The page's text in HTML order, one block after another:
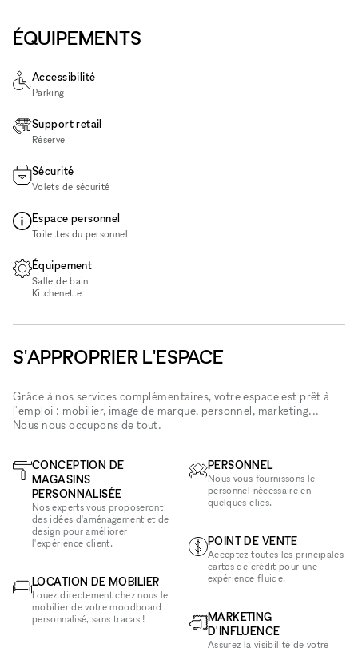
ÉQUIPEMENTS
Accessibilité
Parking
Support retail
Réserve
Sécurité
Volets de sécurité
Espace personnel
Toilettes du personnel
Équipement
Salle de bain
Kitchenette
S'APPROPRIER L'ESPACE
Grâce à nos services complémentaires, votre espace est prêt à
l'emploi : mobilier, image de marque, personnel, marketing...
Nous nous occupons de tout.
CONCEPTION DE
MAGASINS
PERSONNALISÉE
Nos experts vous proposeront
des idées d'aménagement et de
design pour améliorer
l'expérience client.
LOCATION DE MOBILIER
Louez directement chez nous le
mobilier de votre moodboard
personnalisé, sans tracas !
PERSONNEL
Nous vous fournissons le
personnel nécessaire en
quelques clics.
POINT DE VENTE
Acceptez toutes les principales
cartes de crédit pour une
expérience fluide.
MARKETING
D'INFLUENCE
Assurez la visibilité de votre